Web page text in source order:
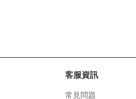
客服資訊
常見問題